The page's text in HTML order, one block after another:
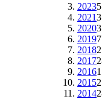
20235
20213
20203
20197
2018
2017
2016
2015
2014